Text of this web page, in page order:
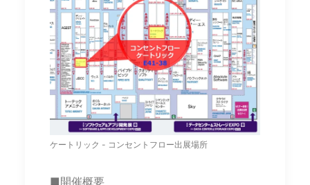
ケートリック - コンセントフロー出展場所
■開催概要